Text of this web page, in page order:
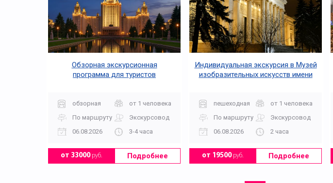
Обзорная экскурсионная
программа для туристов
обзорная
от 1 человека
По маршруту
Экскурсовод
06.08.2026
3-4 часа
от 33000руб. Подробнее
Индивидуальная экскурсия в Музей
изобразительных искусств имени
пешеходная
от 1 человека
По маршруту
Экскурсовод
06.08.2026
2 часа
от 19500руб. Подробнее